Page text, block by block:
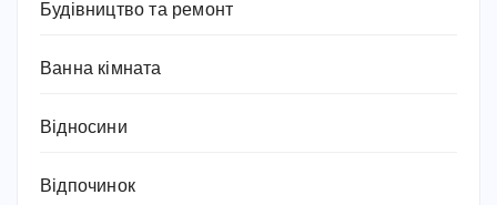
Будівництво та ремонт
Ванна кімната
Відносини
Відпочинок